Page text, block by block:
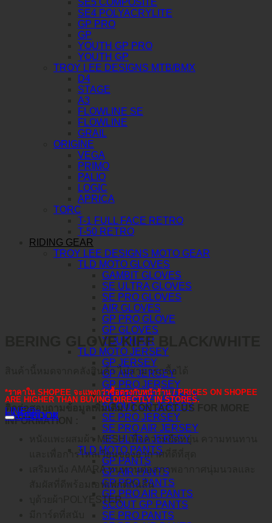
SE5 COMPOSITE
SE4 POLYACRYLITE
GP PRO
GP
YOUTH GP PRO
YOUTH GP
TROY LEE DESIGNS MTB/BMX
D4
STAGE
A3
FLOWLINE SE
FLOWLINE
GRAIL
ORIGINE
VEGA
PRIMO
PALIO
LOGIC
APRICA
TORC
T-1 FULL FACE RETRO
T-50 RETRO
RIDING GEAR
TROY LEE DESIGNS MOTO GEAR
TLD MOTO GLOVES
GAMBIT GLOVES
SE ULTRA GLOVES
SE PRO GLOVES
AIR GLOVES
GP PRO GLOVE
GP GLOVES
YOUTH AIR
TLD MOTO JERSEY
GP JERSEY
GP AIR JERSEY
GP PRO JERSEY
GP PRO AIR JERSEY
SCOUT GP JERSEY
SE PRO JERSEY
SE PRO AIR JERSEY
SE ULTRA JERSEY
TLD MOTO PANTS
GP PANTS
GP AIR PANTS
GP PRO PANTS
GP PRO AIR PANTS
SCOUT GP PANTS
SE PRO PANTS
BERING GLOVE KIFF BLACK/WHITE
สินค้านี้หมดจากคลังสินค้า ไม่สามารถซื้อได้
*ราคาใน SHOPEE จะแพงกว่าซื้อตรงกับหน้าร้าน / PRICES ON SHOPEE
ARE HIGHER THAN BUYING DIRECTLY IN STORES.
ติดต่อสอบถามข้อมูลเพิ่มเติม / CONTACT US FOR MORE
INFORMATION :
LINE@
FACEBOOK
คำอธิบาย
หนังแพะผสมผ้า MESH เพื่อความยืดหยุ่น ความทนทาน
และเพื่อการไหลเวียนของอากาศที่ดีที่สุด
เสริมหนัง AMARA ทนทานต่อสภาพอากาศนุ่มนวลและ
สัมผัสที่ดีพร้อมเอฟเฟกต์กันลื่น
บุด้วยผ้าPOLYESTER